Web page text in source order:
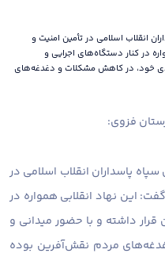
انقلاب اسلامی در تأمین امنیت و
در کنار دستگاه‌های اجرایی و
خود، در کاهش مشکلات و دغدغه‌های
فزوی:
پاسداران انقلاب اسلامی در
این نهاد انقلابی همواره در
داشته و با حضور میدانی و
مردم نقش‌آفرین بوده